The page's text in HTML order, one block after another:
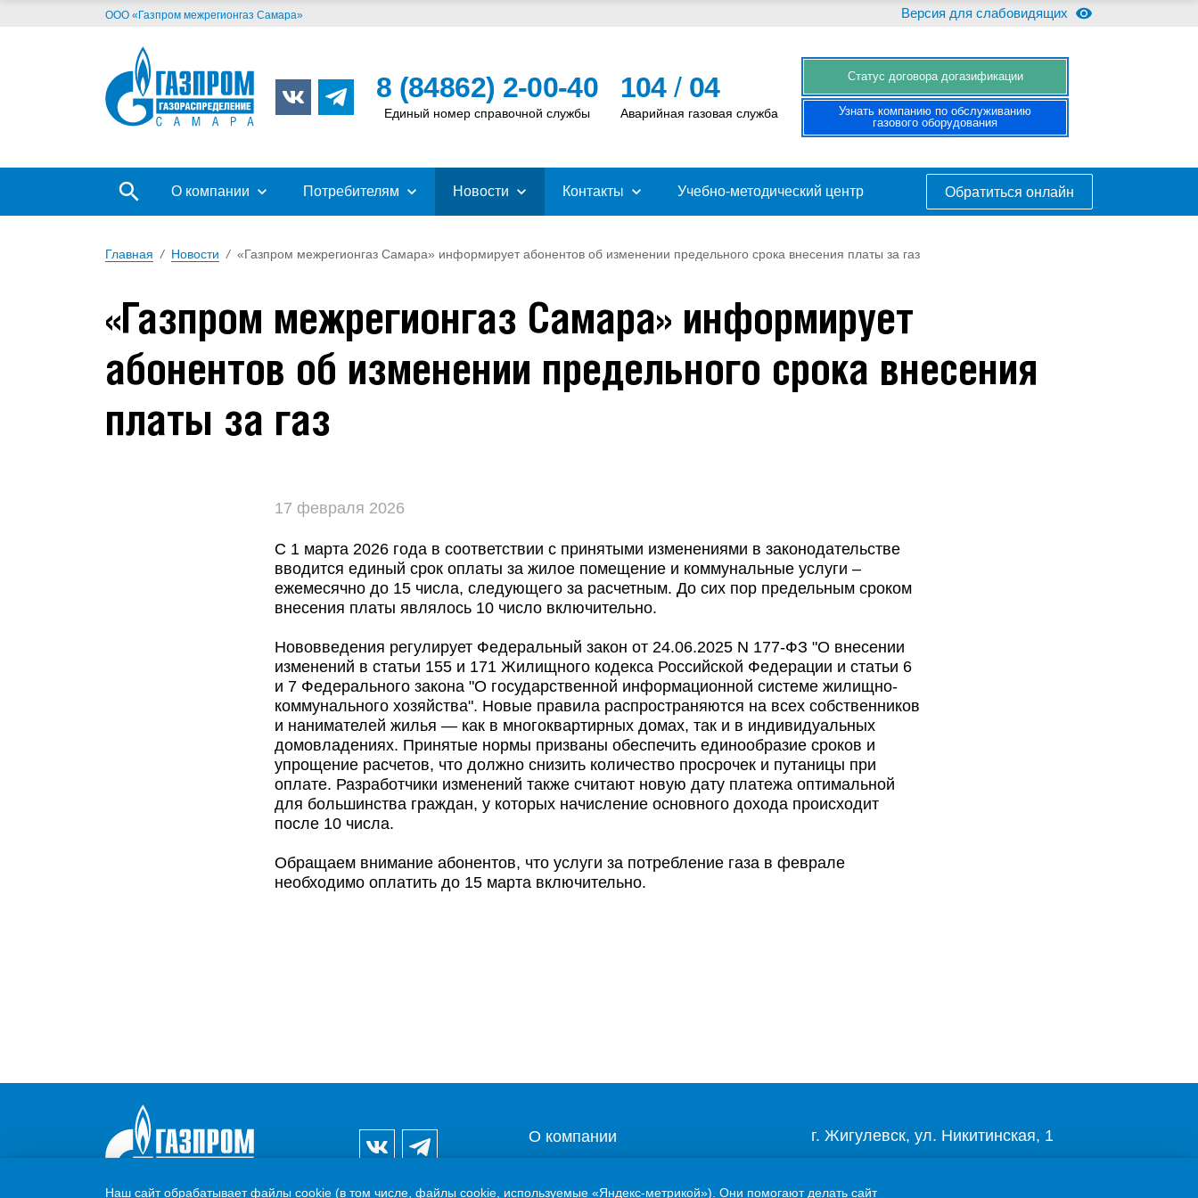
ООО «Газпром межрегионгаз Самара» Версия для слабовидящих
8 (84862) 2-00-40
Единый номер справочной службы
104/ 04
Аварийная газовая служба
Cтатус договора догазификации
Узнать компанию по обслуживанию
газового оборудования
О компании Потребителям Новости Контакты Учебно-методический центр Обратиться онлайн
Главная / Новости / «Газпром межрегионгаз Самара» информирует абонентов об изменении предельного срока внесения платы за газ
«Газпром межрегионгаз Самара» информирует
абонентов об изменении предельного срока внесения
платы за газ
17 февраля 2026
С 1 марта 2026 года в соответствии с принятыми изменениями в законодательстве
вводится единый срок оплаты за жилое помещение и коммунальные услуги –
ежемесячно до 15 числа, следующего за расчетным. До сих пор предельным сроком
внесения платы являлось 10 число включительно.
Нововведения регулирует Федеральный закон от 24.06.2025 N 177-ФЗ "О внесении
изменений в статьи 155 и 171 Жилищного кодекса Российской Федерации и статьи 6
и 7 Федерального закона "О государственной информационной системе жилищно-
коммунального хозяйства". Новые правила распространяются на всех собственников
и нанимателей жилья — как в многоквартирных домах, так и в индивидуальных
домовладениях. Принятые нормы призваны обеспечить единообразие сроков и
упрощение расчетов, что должно снизить количество просрочек и путаницы при
оплате. Разработчики изменений также считают новую дату платежа оптимальной
для большинства граждан, у которых начисление основного дохода происходит
после 10 числа.
Обращаем внимание абонентов, что услуги за потребление газа в феврале
необходимо оплатить до 15 марта включительно.
О компании
г. Жигулевск, ул. Никитинская, 1
Наш сайт обрабатывает файлы cookie (в том числе, файлы cookie, используемые «Яндекс-метрикой»). Они помогают делать сайт